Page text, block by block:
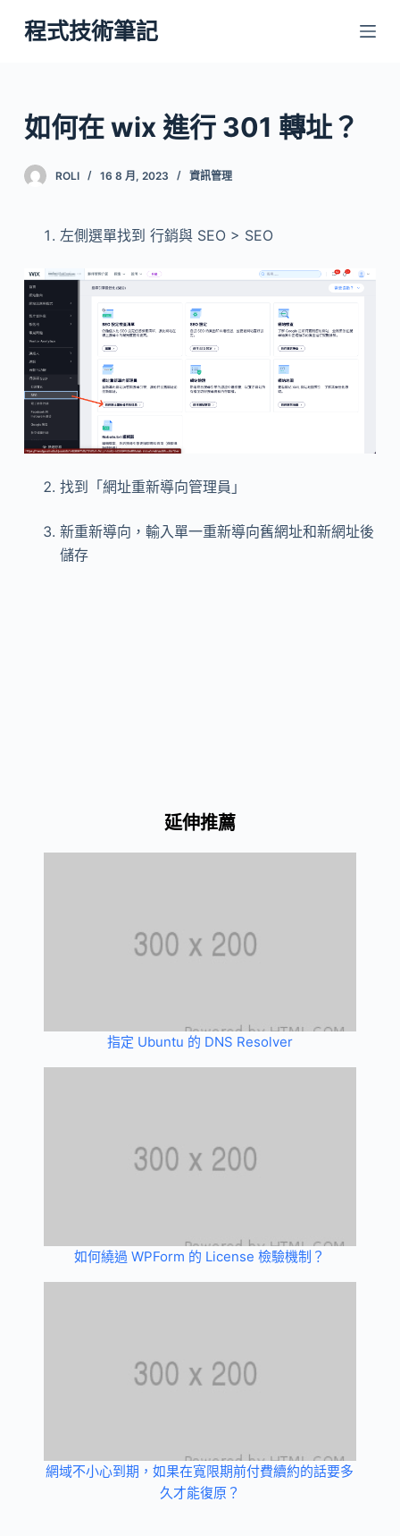
跳
至
內
容
程式技術筆記
如何在 wix 進行 301 轉址？
ROLI 16 8 月, 2023 資訊管理
左側選單找到 行銷與 SEO > SEO
找到「網址重新導向管理員」
新重新導向，輸入單一重新導向舊網址和新網址後
儲存
延伸推薦
指定 Ubuntu 的 DNS Resolver
如何繞過 WPForm 的 License 檢驗機制？
網域不小心到期，如果在寬限期前付費續約的話要多
久才能復原？